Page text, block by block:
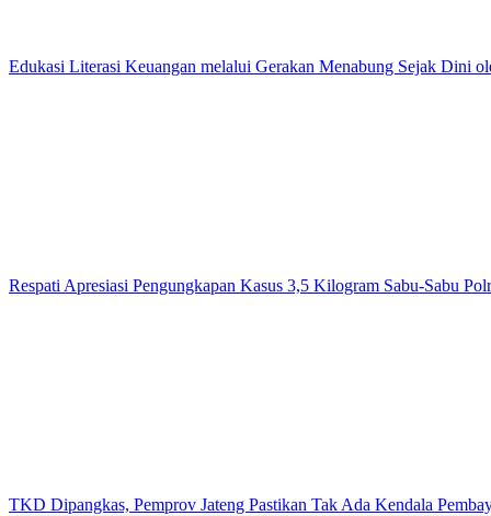
Edukasi Literasi Keuangan melalui Gerakan Menabung Sejak Dini
Respati Apresiasi Pengungkapan Kasus 3,5 Kilogram Sabu-Sabu
TKD Dipangkas, Pemprov Jateng Pastikan Tak Ada Kendala